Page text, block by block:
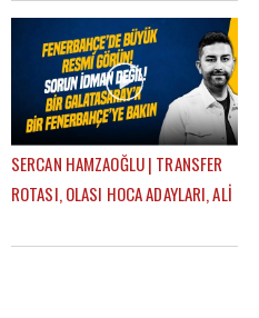
GÜNDEM FENERBAHÇE
SERCAN HAMZAOĞLU | TRANSFER
ROTASI, OLASI HOCA ADAYLARI, ALİ
FENERBAHÇE